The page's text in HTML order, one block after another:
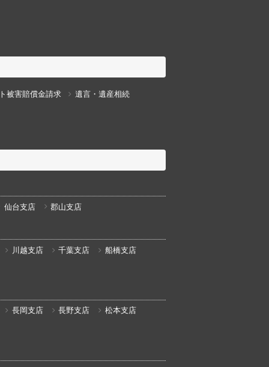
被害賠償金請求 遺言・遺産相続
仙台支店 郡山支店
川越支店 千葉支店 船橋支店
長岡支店 長野支店 松本支店